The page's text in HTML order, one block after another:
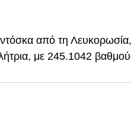
από τη
με 245.1042